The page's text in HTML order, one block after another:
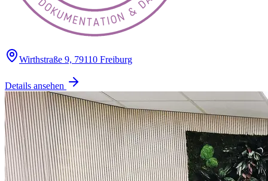
Wirthstraße 9, 79110 Freiburg
Details ansehen